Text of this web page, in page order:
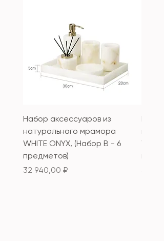
Набор аксессуаров из
натурального мрамора
WHITE ONYX, (Набор B - 6
предметов)
Цена
32 940,00 ₽